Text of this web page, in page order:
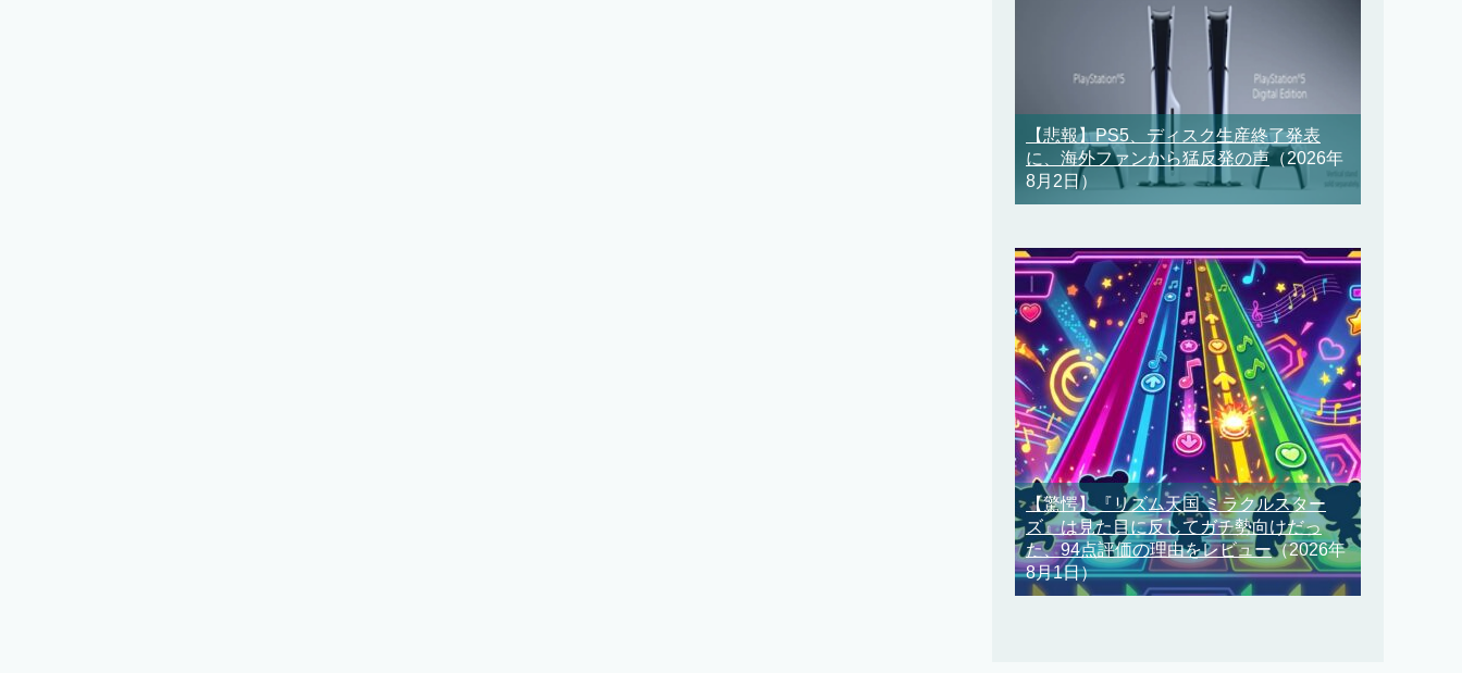
【悲報】PS5、ディスク生産終了発表
に、海外ファンから猛反発の声（2026年
8月2日）
【驚愕】『リズム天国 ミラクルスター
ズ』は見た目に反してガチ勢向けだっ
た、94点評価の理由をレビュー（2026年
8月1日）